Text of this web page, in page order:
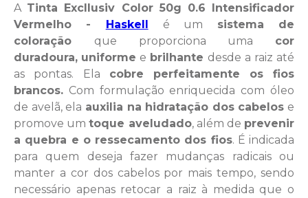
A Tinta Excllusiv Color 50g 0.6 Intensificador
Vermelho - Haskell é um sistema de
coloração que proporciona uma cor
duradoura, uniforme e brilhante desde a raiz até
as pontas. Ela cobre perfeitamente
os fios
brancos. Com formulação enriquecida com óleo
de avelã, ela auxilia na hidratação dos cabelos e
promove umtoque aveludado, além de prevenir
a quebra e o ressecamento dos fios. É indicada
para quem deseja fazer mudanças radicais ou
manter a cor dos cabelos por mais tempo, sendo
necessário apenas retocar a raiz à medida que o